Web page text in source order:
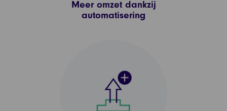
Meer omzet dankzij
automatisering